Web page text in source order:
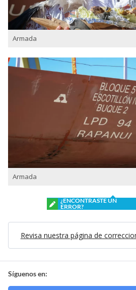
Armada
Armada
¿ENCONTRASTE UN
ERROR?
Revisa nuestra página de
Síguenos en: